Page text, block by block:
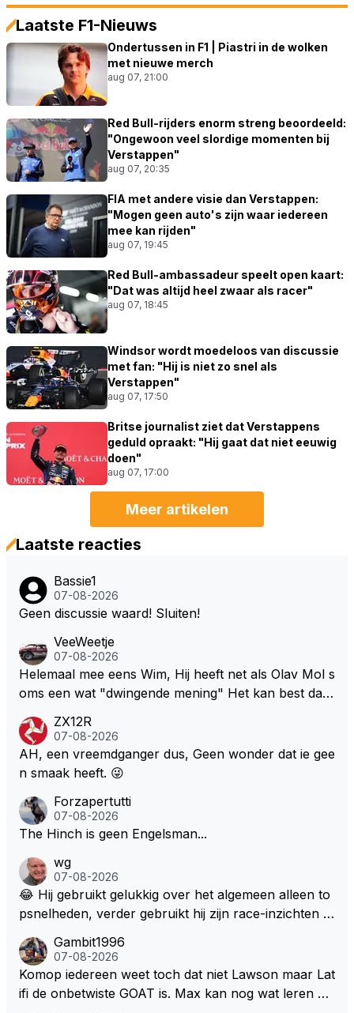
Laatste F1-Nieuws
Ondertussen in F1 | Piastri in de wolken
met nieuwe merch
aug 07, 21:00
Red Bull-rijders enorm streng beoordeeld:
"Ongewoon veel slordige momenten bij
Verstappen"
aug 07, 20:35
FIA met andere visie dan Verstappen:
"Mogen geen auto's zijn waar iedereen
mee kan rijden"
aug 07, 19:45
Red Bull-ambassadeur speelt open kaart:
"Dat was altijd heel zwaar als racer"
aug 07, 18:45
Windsor wordt moedeloos van discussie
met fan: "Hij is niet zo snel als
Verstappen"
aug 07, 17:50
Britse journalist ziet dat Verstappens
geduld opraakt: "Hij gaat dat niet eeuwig
doen"
aug 07, 17:00
Meer artikelen
Laatste reacties
Bassie1
07-08-2026
Geen discussie waard! Sluiten!
VeeWeetje
07-08-2026
Helemaal mee eens Wim, Hij heeft net als Olav Mol s
oms een wat "dwingende mening" Het kan best dat
l bij Windsor op te roepen. Maar in een tijd zonder r
aces zijn dit leuke berichtjes
ZX12R
07-08-2026
AH, een vreemdganger dus, Geen wonder dat ie gee
n smaak heeft. 😜
Forzapertutti
07-08-2026
The Hinch is geen Engelsman...
wg
07-08-2026
😂 Hij gebruikt gelukkig over het algemeen alleen to
psnelheden, verder gebruikt hij zijn race-inzichten q
een bocht zegt helemaal niets, dus wat dat betreft h
eeft hij sowieso gelijk 😂.
Gambit1996
07-08-2026
Komop iedereen weet toch dat niet Lawson maar Lat
ifi de onbetwiste GOAT is. Max kan nog wat leren va